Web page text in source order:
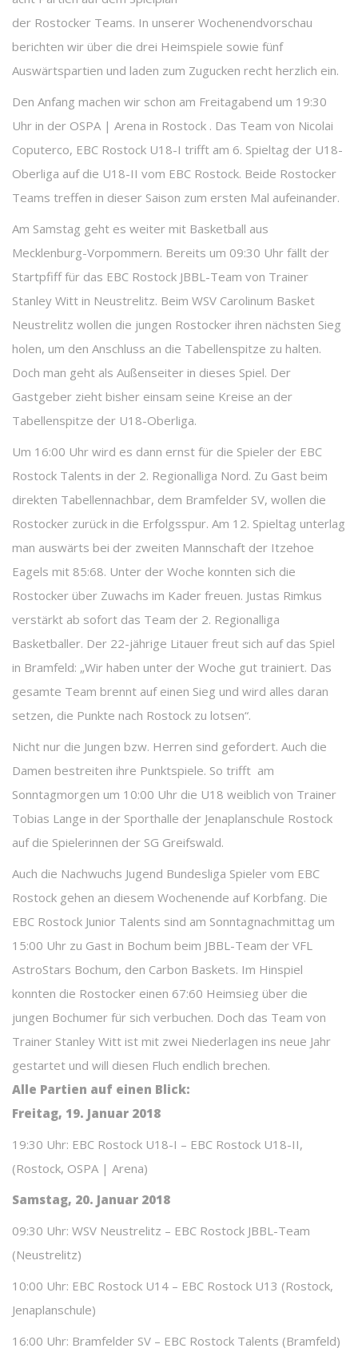
der Rostocker Teams. In unserer Wochenendvorschau
berichten wir über die drei Heimspiele sowie fünf
Auswärtspartien und laden zum Zugucken recht herzlich ein.
Den Anfang machen wir schon am Freitagabend um 19:30
Uhr in der OSPA | Arena in Rostock . Das Team von Nicolai
Coputerco, EBC Rostock U18-I trifft am 6. Spieltag der U18-
Oberliga auf die U18-II vom EBC Rostock. Beide Rostocker
Teams treffen in dieser Saison zum ersten Mal aufeinander.
Am Samstag geht es weiter mit Basketball aus
Mecklenburg-Vorpommern. Bereits um 09:30 Uhr fällt der
Startpfiff für das EBC Rostock JBBL-Team von Trainer
Stanley Witt in Neustrelitz. Beim WSV Carolinum Basket
Neustrelitz wollen die jungen Rostocker ihren nächsten Sieg
holen, um den Anschluss an die Tabellenspitze zu halten.
Doch man geht als Außenseiter in dieses Spiel. Der
Gastgeber zieht bisher einsam seine Kreise an der
Tabellenspitze der U18-Oberliga.
Um 16:00 Uhr wird es dann ernst für die Spieler der EBC
Rostock Talents in der 2. Regionalliga Nord. Zu Gast beim
direkten Tabellennachbar, dem Bramfelder SV, wollen die
Rostocker zurück in die Erfolgsspur. Am 12. Spieltag unterlag
man auswärts bei der zweiten Mannschaft der Itzehoe
Eagels mit 85:68. Unter der Woche konnten sich die
Rostocker über Zuwachs im Kader freuen. Justas Rimkus
verstärkt ab sofort das Team der 2. Regionalliga
Basketballer. Der 22-jährige Litauer freut sich auf das Spiel
in Bramfeld: „Wir haben unter der Woche gut trainiert. Das
gesamte Team brennt auf einen Sieg und wird alles daran
setzen, die Punkte nach Rostock zu lotsen“.
Nicht nur die Jungen bzw. Herren sind gefordert. Auch die
Damen bestreiten ihre Punktspiele. So trifft am
Sonntagmorgen um 10:00 Uhr die U18 weiblich von Trainer
Tobias Lange in der Sporthalle der Jenaplanschule Rostock
auf die Spielerinnen der SG Greifswald.
Auch die Nachwuchs Jugend Bundesliga Spieler vom EBC
Rostock gehen an diesem Wochenende auf Korbfang. Die
EBC Rostock Junior Talents sind am Sonntagnachmittag um
15:00 Uhr zu Gast in Bochum beim JBBL-Team der VFL
AstroStars Bochum, den Carbon Baskets. Im Hinspiel
konnten die Rostocker einen 67:60 Heimsieg über die
jungen Bochumer für sich verbuchen. Doch das Team von
Trainer Stanley Witt ist mit zwei Niederlagen ins neue Jahr
gestartet und will diesen Fluch endlich brechen.
Alle Partien auf einen Blick:
Freitag, 19. Januar 2018
19:30 Uhr: EBC Rostock U18-I – EBC Rostock U18-II,
(Rostock, OSPA | Arena)
Samstag, 20. Januar 2018
09:30 Uhr: WSV Neustrelitz – EBC Rostock JBBL-Team
(Neustrelitz)
10:00 Uhr: EBC Rostock U14 – EBC Rostock U13 (Rostock,
Jenaplanschule)
16:00 Uhr: Bramfelder SV – EBC Rostock Talents (Bramfeld)